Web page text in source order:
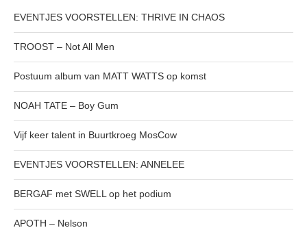
EVENTJES VOORSTELLEN: THRIVE IN CHAOS
TROOST – Not All Men
Postuum album van MATT WATTS op komst
NOAH TATE – Boy Gum
Vijf keer talent in Buurtkroeg MosCow
EVENTJES VOORSTELLEN: ANNELEE
BERGAF met SWELL op het podium
APOTH – Nelson